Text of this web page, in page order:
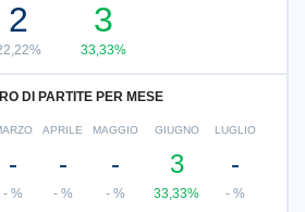
2 3
33,33%
DI PARTITE PER MESE
-
- %
APRILE
-
- %
MAGGIO
-
- %
GIUGNO
3
33,33%
LUGLIO
-
- %